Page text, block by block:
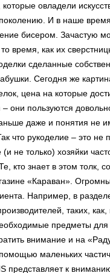
овладели
И в наше
бисером. Зачастую
время, как их
сделанные
Сегодня же
цена на которые
они пользуются
даже и понятия
что рукоделие – это
не только) хозяйки
кто знает в этом толк,
«Караван».
Например, в
таких,
предметы
внимание и на
маленьких
представляет к